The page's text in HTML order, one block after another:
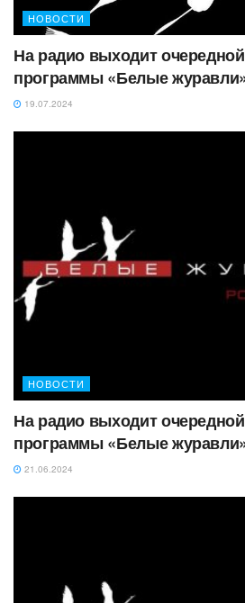
НОВОСТИ
На радио выходит
программы «Белые
19.07.2024
НОВОСТИ
На радио выходит
программы «Белые
21.06.2024